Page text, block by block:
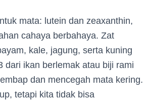
mata: lutein dan zeaxanthin,
cahaya berbahaya. Zat
kale, jagung, serta kuning
dari ikan berlemak atau biji rami
dan mencegah mata kering.
tetapi kita tidak bisa